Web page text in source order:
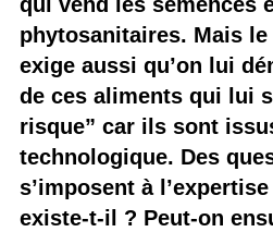
phytosanitaires. Mais
exige aussi qu’on lui
de ces aliments qui lui
risque” car ils sont
technologique. Des
s’imposent à
existe-t-il ? Peut-on